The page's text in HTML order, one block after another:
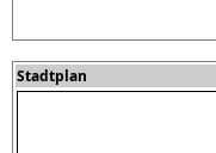
Stadtplan